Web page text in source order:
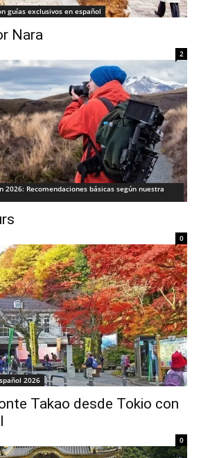
guías exclusivos en español
Nara
2
2026: Recomendaciones básicas según nuestra
0
2026
Takao desde Tokio con
0